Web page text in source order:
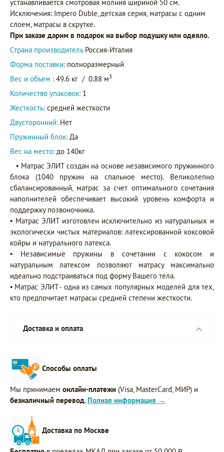
устанавливается смотровая молния шириной 50 см.
Исключения: Impero Duble, детская серия, матрасы с одним
слоем, матрасы в скрутке.
При заказе дарим в подарок на выбор подушку или одеяло.
Страна производитель Россия-Италия
Форма поставки: полноразмерный
Вес и объем : 49.6 кг / 0.88 м3
Количество упаковок: 1
Жесткость: средней жесткости
Двусторонний: Нет
Пружинный блок: Да
Вес на место: до 140кг
• Матрас ЭЛИТ создан на основе независимого пружинного
блока (1040 пружин на спальное место). Великолепно
сбалансированный, матрас за счет оптимального сочетания
наполнителей обеспечивает высокий уровень комфорта и
поддержку позвоночника.
• Матрас ЭЛИТ изготовлен исключительно из натуральных и
экологически чистых материалов: латексированной коксовой
койры и натурального латекса.
• Независимые пружины в сочетании с кокосом и
натуральным латексом позволяют матрасу максимально
идеально подстраиваться под форму Вашего тела.
• Матрас ЭЛИТ - одна из самых популярных моделей для тех,
кто предпочитает матрасы средней степени жесткости.
Доставка и оплата
Способы оплаты
Мы принимаем онлайн-платежи (Visa, MasterCard, МИР) и
безналичный перевод. Полная информация →
Доставка по Москве